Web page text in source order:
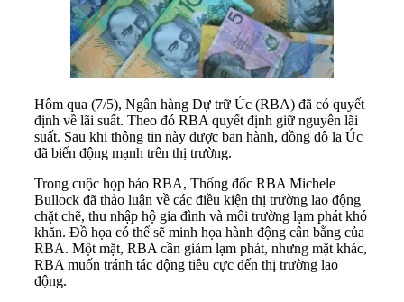
Hôm qua (7/5), Ngân hàng Dự trữ Úc (RBA) đã có quyết
định về lãi suất. Theo đó RBA quyết định giữ nguyên lãi
suất. Sau khi thông tin này được ban hành, đồng đô la Úc
đã biến động mạnh trên thị trường.
Trong cuộc họp báo RBA, Thống đốc RBA Michele
Bullock đã thảo luận về các điều kiện thị trường lao động
chặt chẽ, thu nhập hộ gia đình và môi trường lạm phát khó
khăn. Đồ họa có thể sẽ minh họa hành động cân bằng của
RBA. Một mặt, RBA cần giảm lạm phát, nhưng mặt khác,
RBA muốn tránh tác động tiêu cực đến thị trường lao
động.